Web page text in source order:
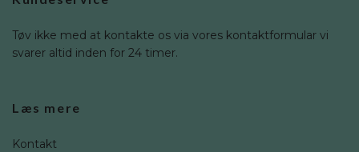
Tøv ikke med at kontakte os via vores kontaktformular vi
svarer altid inden for 24 timer.
Læs mere
Kontakt